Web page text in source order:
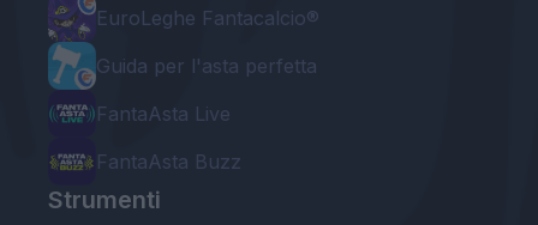
EuroLeghe Fantacalcio®
Guida per l'asta perfetta
FantaAsta Live
FantaAsta Buzz
Strumenti